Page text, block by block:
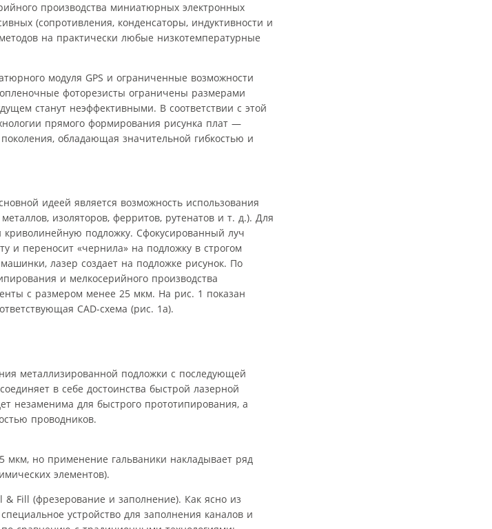
производства миниатюрных электронных
(сопротивления, конденсаторы, индуктивности и
на практически любые низкотемпературные
модуля GPS и ограниченные возможности
фоторезисты ограничены размерами
станут неэффективными. В соответствии с этой
прямого формирования рисунка плат —
обладающая значительной гибкостью и
идеей является возможность использования
изоляторов, ферритов, рутенатов и т. д.). Для
криволинейную подложку. Сфокусированный луч
и переносит «чернила» на подложку в строгом
лазер создает на подложке рисунок. По
и мелкосерийного производства
с размером менее 25 мкм. На рис. 1 показан
CAD-схема (рис. 1а).
металлизированной подложки с последующей
в себе достоинства быстрой лазерной
незаменима для быстрого прототипирования, а
проводников.
мкм, но применение гальваники накладывает ряд
элементов).
Fill (фрезерование и заполнение). Как ясно из
устройство для заполнения каналов и